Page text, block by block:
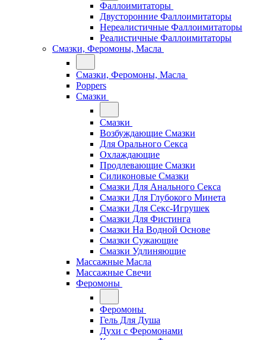
Фаллоимитаторы
Двусторонние Фаллоимитаторы
Нереалистичные Фаллоимитаторы
Реалистичные Фаллоимитаторы
Смазки, Феромоны, Масла
Смазки, Феромоны, Масла
Poppers
Смазки
Смазки
Возбуждающие Смазки
Для Орального Секса
Охлаждающие
Продлевающие Смазки
Силиконовые Смазки
Смазки Для Анального Секса
Смазки Для Глубокого Минета
Смазки Для Секс-Игрушек
Смазки Для Фистинга
Смазки На Водной Основе
Смазки Сужающие
Смазки Удлиняющие
Массажные Масла
Массажные Свечи
Феромоны
Феромоны
Гель Для Душа
Духи с Феромонами